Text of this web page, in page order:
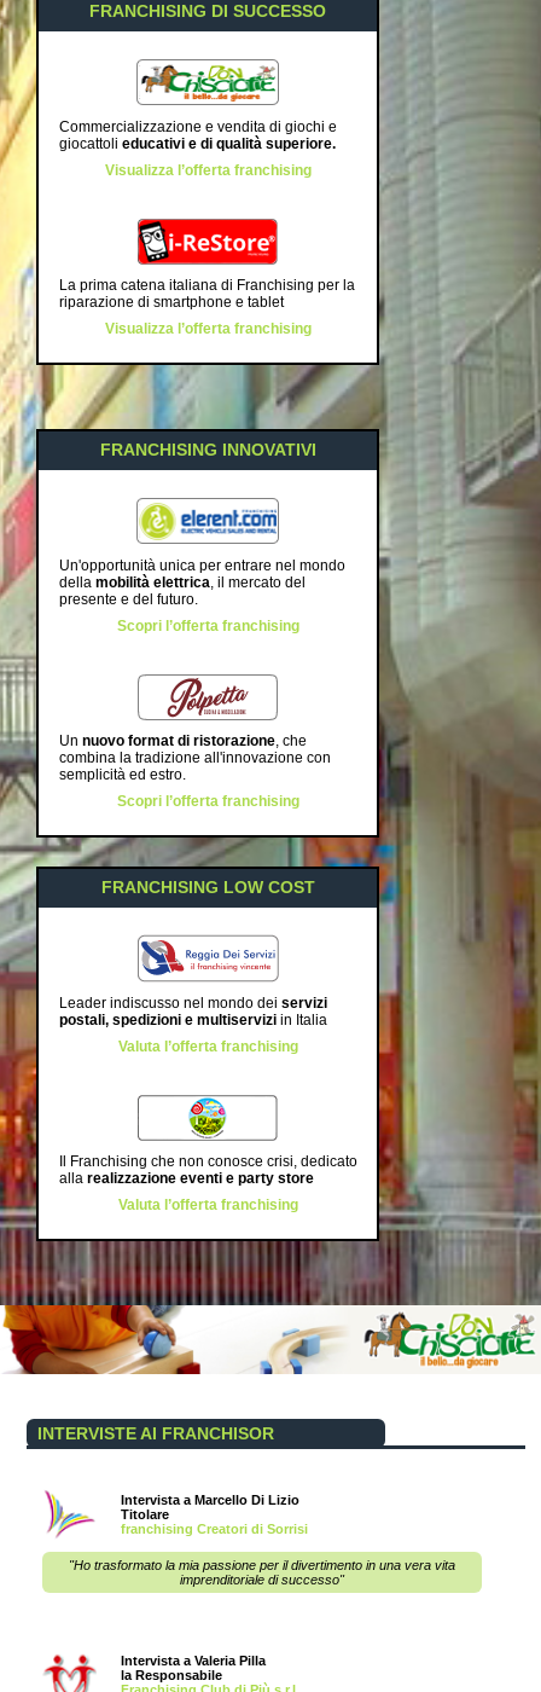
FRANCHISING LOW COST
Leader indiscusso nel mondo dei servizi
postali, spedizioni e multiserviziin Italia
Valuta l’offerta franchising
Il Franchising che non conosce crisi, dedicato
alla realizzazione eventi e party store
Valuta l’offerta franchising
FRANCHISING INNOVATIVI
Un'opportunità unica per entrare nel mondo
della mobilità elettrica, il mercato del
presente e del futuro.
Scopri l’offerta franchising
Un nuovo format di ristorazione, che
combina la tradizione all'innovazione con
semplicità ed estro.
Scopri l’offerta franchising
FRANCHISING DI SUCCESSO
Commercializzazione e vendita di giochi e
giocattoli educativi e di qualità superiore.
Visualizza l’offerta franchising
La prima catena italiana di Franchising per la
riparazione di smartphone e tablet
Visualizza l’offerta franchising
INTERVISTE AI FRANCHISOR
Intervista a Marcello Di Lizio
Titolare
franchising Creatori di Sorrisi
"Ho trasformato la mia passione per il divertimento in una vera vita
imprenditoriale di successo"
Intervista a Valeria Pilla
la Responsabile